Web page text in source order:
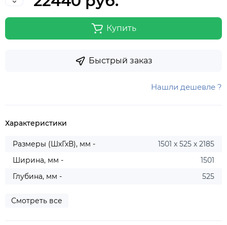
Купить
Быстрый заказ
Нашли дешевле ?
Характеристики
Размеры (ШхГхВ), мм -
1501 х 525 х 2185
Ширина, мм -
1501
Глубина, мм -
525
Смотреть все